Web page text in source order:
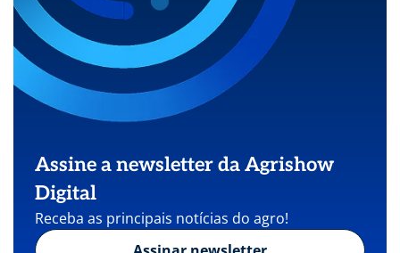
Assine a newsletter da Agrishow
Digital
Receba as principais notícias do agro!